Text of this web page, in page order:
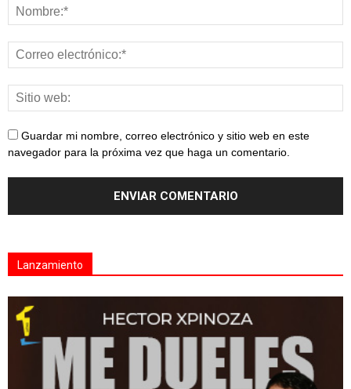
Guardar mi nombre, correo electrónico y sitio web en este
navegador para la próxima vez que haga un comentario.
Lanzamiento